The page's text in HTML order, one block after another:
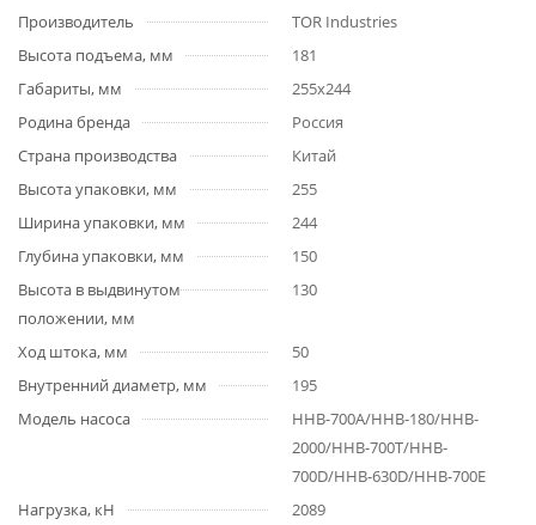
Производитель
TOR Industries
Высота подъема, мм
181
Габариты, мм
255x244
Родина бренда
Россия
Страна производства
Китай
Высота упаковки, мм
255
Ширина упаковки, мм
244
Глубина упаковки, мм
150
Высота в выдвинутом
положении, мм
130
Ход штока, мм
50
Внутренний диаметр, мм
195
Модель насоса
HHB-700А/HHB-180/HHB-
2000/HHB-700T/HHB-
700D/HHB-630D/HHB-700E
Нагрузка, кН
2089